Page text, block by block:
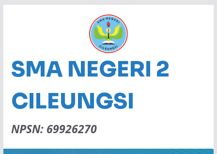
SMA NEGERI 2
CILEUNGSI
NPSN: 69926270